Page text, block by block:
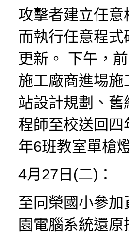
攻擊者建立任
而執行任意程
更新。 下午，
施工廠商進場
站設計規劃、
程師至校送回
年6班教室單槍
4月27日(二)：
至同榮國小參
園電腦系統還